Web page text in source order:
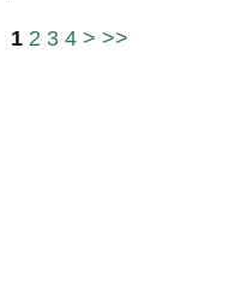
1 2 3 4 > >>